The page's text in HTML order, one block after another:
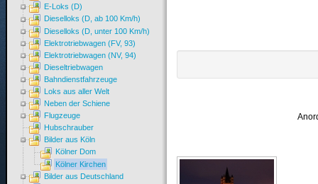
E-Loks (D)
Dieselloks (D, ab 100 Km/h)
Dieselloks (D, unter 100 Km/h)
Elektrotriebwagen (FV, 93)
Elektrotriebwagen (NV, 94)
Dieseltriebwagen
Bahndienstfahrzeuge
Loks aus aller Welt
Neben der Schiene
Flugzeuge
Hubschrauber
Bilder aus Köln
Kölner Dom
Kölner Kirchen
Bilder aus Deutschland